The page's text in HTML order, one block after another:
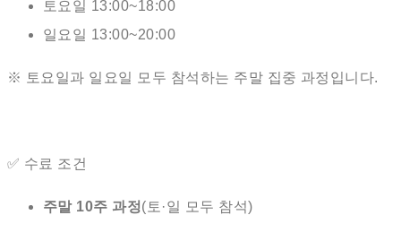
토요일 13:00~18:00
일요일 13:00~20:00
※ 토요일과 일요일 모두 참석하는 주말 집중 과정입니다.
✅ 수료 조건
주말 10주 과정(토·일 모두 참석)